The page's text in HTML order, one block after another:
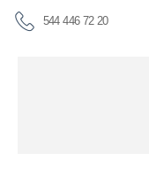
544 446 72 20